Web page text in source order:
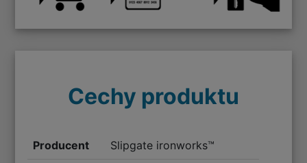
Cechy produktu
Producent Slipgate ironworks™